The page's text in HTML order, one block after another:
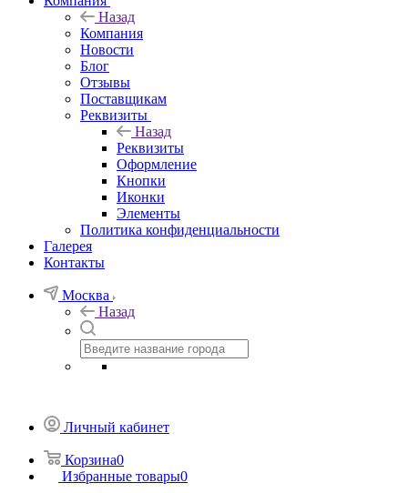
Назад
Компания
Новости
Блог
Отзывы
Поставщикам
Реквизиты
Назад
Реквизиты
Оформление
Кнопки
Иконки
Элементы
Политика конфиденциальности
Галерея
Контакты
Москва
Назад
Личный кабинет
Корзина0
Избранные товары0